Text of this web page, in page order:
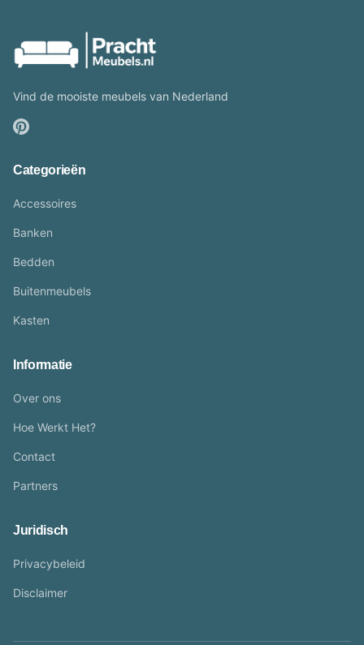
Vind de mooiste meubels van Nederland
Categorieën
Accessoires
Banken
Bedden
Buitenmeubels
Kasten
Informatie
Over ons
Hoe Werkt Het?
Contact
Partners
Juridisch
Privacybeleid
Disclaimer